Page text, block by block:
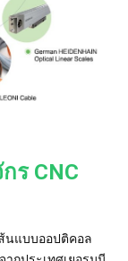
ร CNC
ส้นแบบออปติคอล